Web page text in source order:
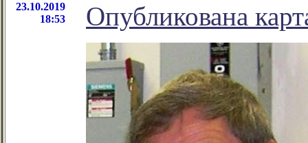
23.10.2019
18:53
Опубликована